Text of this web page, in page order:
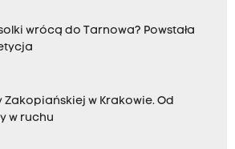
wrócą do Tarnowa? Powstała
Zakopiańskiej w Krakowie. Od
w ruchu